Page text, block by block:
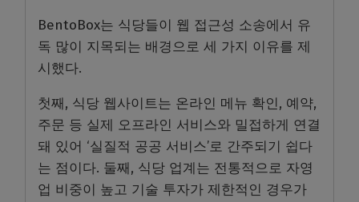
BentoBox는 식당들이 웹 접근성 소송에서 유
독 많이 지목되는 배경으로 세 가지 이유를 제
시했다.
첫째, 식당 웹사이트는 온라인 메뉴 확인, 예약,
주문 등 실제 오프라인 서비스와 밀접하게 연결
돼 있어 ‘실질적 공공 서비스’로 간주되기 쉽다
는 점이다. 둘째, 식당 업계는 전통적으로 자영
업 비중이 높고 기술 투자가 제한적인 경우가